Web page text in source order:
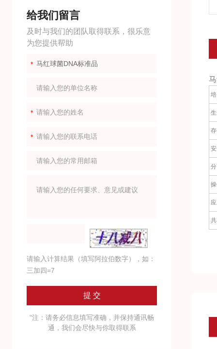
给我们留言
及时与我们的团队取得联系，很乐意
为您提供帮助
请输入计算结果（填写阿拉伯数字），如：
三加四=7
"注：请务必信息填写准确，并保持通讯畅
通，我们会尽快与你取得联系